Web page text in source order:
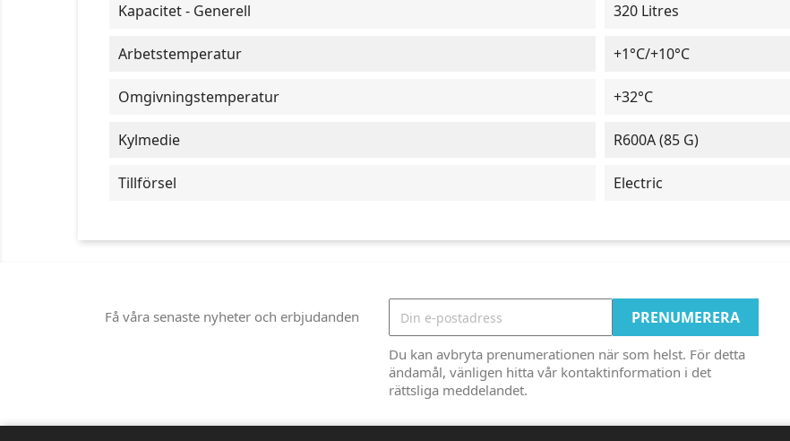
Kapacitet - Generell 320 Litres
Arbetstemperatur +1°C/+10°C
Omgivningstemperatur +32°C
Kylmedie R600A (85 G)
Tillförsel Electric
Få våra senaste nyheter och erbjudanden
Du kan avbryta prenumerationen när som helst. För detta
ändamål, vänligen hitta vår kontaktinformation i det
rättsliga meddelandet.